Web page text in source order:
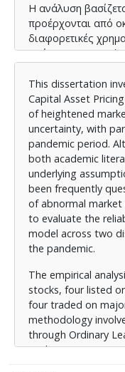
Η ανάλυση
προέρχονται από
διαφορετικές
από το
περιλαμβάνει την
μέσω
παράλληλα
έλεγχοι
Watson),
σταθερότητας
διασφαλιστεί η
ευρημάτων.
Τα αποτελέσματα
συμπεριφορά των
σημασία των
διάρκεια της
ανάγκη
CAPM υπό ακραίες
κρίσιμα
επεξηγηματική
συστημικής
διερεύνηση
This dissertation
Capital Asset
of heightened
uncertainty, with
pandemic period.
both academic
underlying
been frequently
of abnormal
to evaluate the
model across two
the pandemic.
The empirical
stocks, four listed
four traded on
methodology
through Ordinary
analysis. To ensure